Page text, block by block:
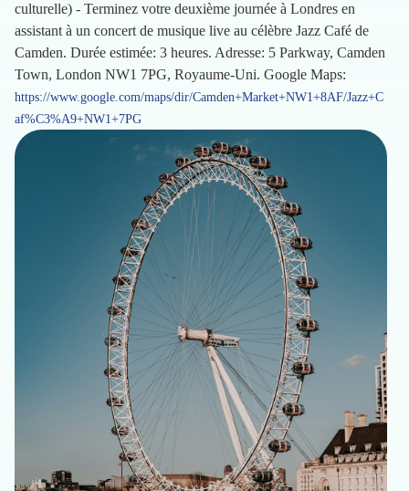
culturelle) - Terminez votre deuxième journée à Londres en
assistant à un concert de musique live au célèbre Jazz Café de
Camden. Durée estimée: 3 heures. Adresse: 5 Parkway, Camden
Town, London NW1 7PG, Royaume-Uni. Google Maps:
https://www.google.com/maps/dir/Camden+Market+NW1+8AF/Jazz+C
af%C3%A9+NW1+7PG